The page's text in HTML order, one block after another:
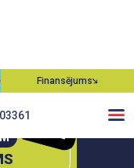
Finansējums
0€